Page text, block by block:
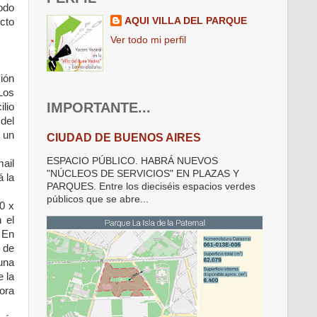
un
la
x
el
de
la
AQUI VILLA DEL PARQUE
Ver todo mi perfil
IMPORTANTE...
CIUDAD DE BUENOS AIRES
ESPACIO PÚBLICO. HABRÁ NUEVOS
"NÚCLEOS DE SERVICIOS" EN PLAZAS Y
PARQUES. Entre los dieciséis espacios verdes
públicos que se abre...